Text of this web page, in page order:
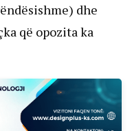
dhe
që opozita ka